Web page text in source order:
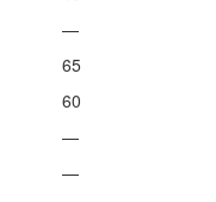
—
65
60
—
—